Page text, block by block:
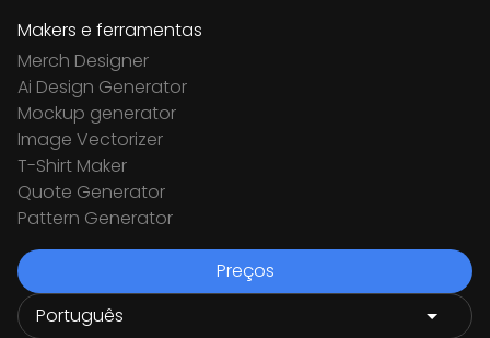
Makers e ferramentas
Merch Designer
Ai Design Generator
Mockup generator
Image Vectorizer
T-Shirt Maker
Quote Generator
Pattern Generator
Preços